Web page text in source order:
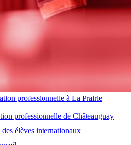
professionnelle à La Prairie
professionnelle de Châteauguay
élèves internationaux